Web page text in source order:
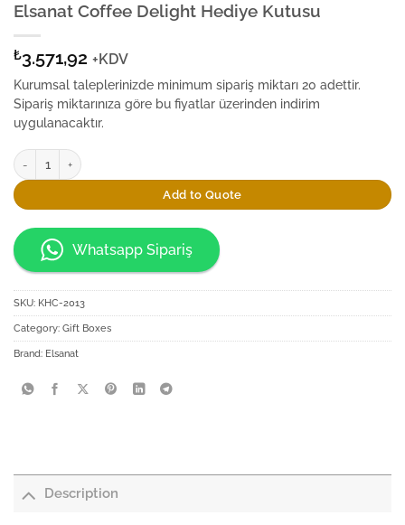
Elsanat Coffee Delight Hediye Kutusu
₺3.571,92 +KDV
Kurumsal taleplerinizde minimum sipariş miktarı 20 adettir.
Sipariş miktarınıza göre bu fiyatlar üzerinden indirim
uygulanacaktır.
Elsanat Coffee Delight Hediye Kutusu quantity
Add to Quote
Whatsapp Sipariş
SKU: KHC-2013
Category: Gift Boxes
Brand: Elsanat
Description